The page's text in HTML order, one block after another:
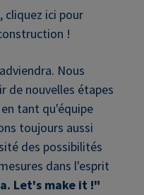
ici pour
!
Nous
de nouvelles étapes
tant qu'équipe
toujours aussi
des possibilités
dans l'esprit
Let's make it !"